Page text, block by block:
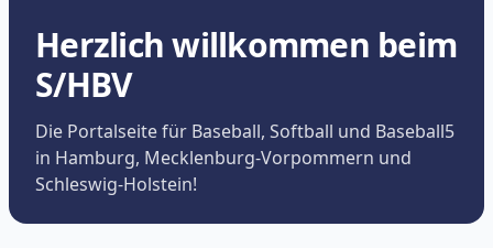
Herzlich willkommen beim
S/HBV
Die Portalseite für Baseball, Softball und Baseball5
in Hamburg, Mecklenburg-Vorpommern und
Schleswig-Holstein!